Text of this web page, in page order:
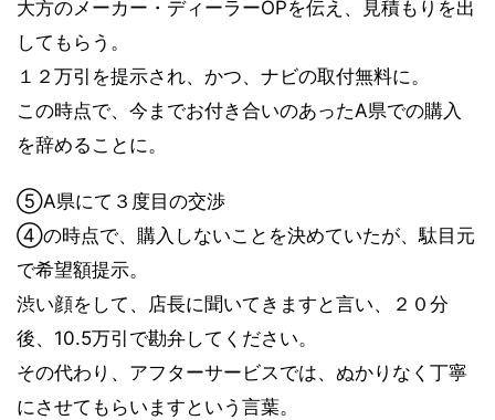
大方のメーカー・ディーラーOPを伝え、見積もりを出
してもらう。
１２万引を提示され、かつ、ナビの取付無料に。
この時点で、今までお付き合いのあったA県での購入
を辞めることに。
⑤A県にて３度目の交渉
④の時点で、購入しないことを決めていたが、駄目元
で希望額提示。
渋い顔をして、店長に聞いてきますと言い、２０分
後、10.5万引で勘弁してください。
その代わり、アフターサービスでは、ぬかりなく丁寧
にさせてもらいますという言葉。